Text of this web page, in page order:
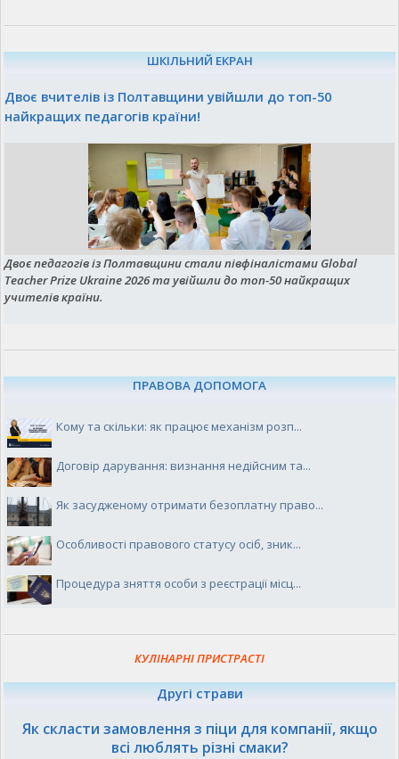
ШКІЛЬНИЙ ЕКРАН
Двоє вчителів із Полтавщини увійшли до топ-50
найкращих педагогів країни!
Двоє педагогів із Полтавщини стали півфіналістами Global
Teacher Prize Ukraine 2026 та увійшли до топ-50 найкращих
учителів країни.
ПРАВОВА ДОПОМОГА
Кому та скільки: як працює механізм розп...
Договір дарування: визнання недійсним та...
Як засудженому отримати безоплатну право...
Особливості правового статусу осіб, зник...
Процедура зняття особи з реєстрації місц...
КУЛІНАРНІ ПРИСТРАСТІ
Другі страви
Як скласти замовлення з піци для компанії, якщо
всі люблять різні смаки?